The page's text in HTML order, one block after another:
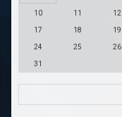
10 11 12
17 18 19
24 25 26
31